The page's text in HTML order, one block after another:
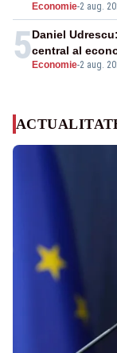
Economie-2 aug.
5 Economie-2 aug.
Daniel
central al